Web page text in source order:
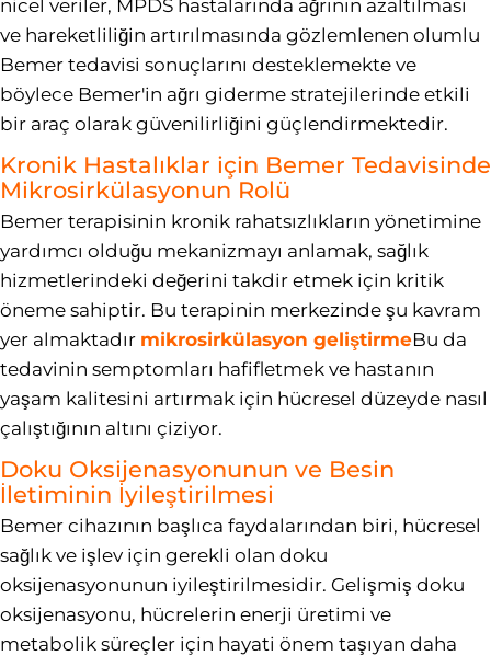
nicel veriler, MPDS hastalarında ağrının azaltılması
ve hareketliliğin artırılmasında gözlemlenen olumlu
Bemer tedavisi sonuçlarını desteklemekte ve
böylece Bemer'in ağrı giderme stratejilerinde etkili
bir araç olarak güvenilirliğini güçlendirmektedir.
Kronik Hastalıklar için Bemer Tedavisinde
Mikrosirkülasyonun Rolü
Bemer terapisinin kronik rahatsızlıkların yönetimine
yardımcı olduğu mekanizmayı anlamak, sağlık
hizmetlerindeki değerini takdir etmek için kritik
öneme sahiptir. Bu terapinin merkezinde şu kavram
yer almaktadır mikrosirkülasyon geliştirmeBu da
tedavinin semptomları hafifletmek ve hastanın
yaşam kalitesini artırmak için hücresel düzeyde nasıl
çalıştığının altını çiziyor.
Doku Oksijenasyonunun ve Besin
İletiminin İyileştirilmesi
Bemer cihazının başlıca faydalarından biri, hücresel
sağlık ve işlev için gerekli olan doku
oksijenasyonunun iyileştirilmesidir. Gelişmiş doku
oksijenasyonu, hücrelerin enerji üretimi ve
metabolik süreçler için hayati önem taşıyan daha